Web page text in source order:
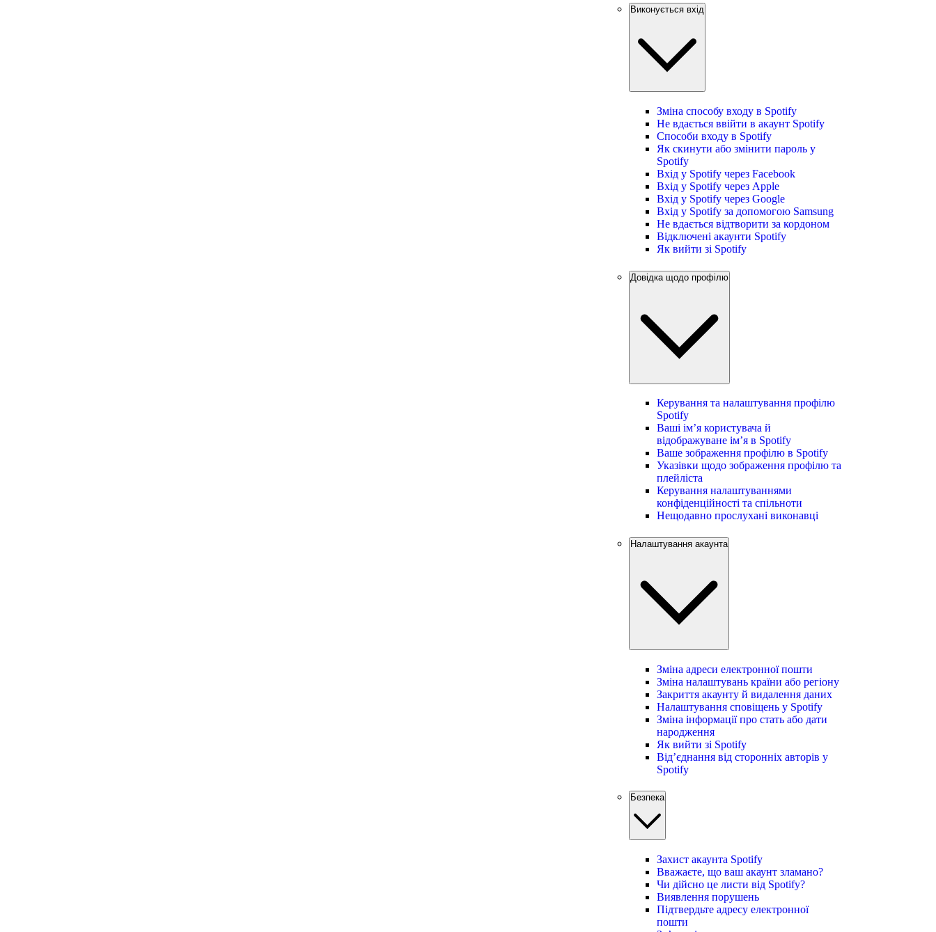
Виконується вхід
Зміна способу входу в Spotify
Не вдається ввійти в акаунт Spotify
Способи входу в Spotify
Як скинути або змінити пароль у
Spotify
Вхід у Spotify через Facebook
Вхід у Spotify через Apple
Вхід у Spotify через Google
Вхід у Spotify за допомогою Samsung
Не вдається відтворити за кордоном
Відключені акаунти Spotify
Як вийти зі Spotify
Довідка щодо профілю
Керування та налаштування профілю
Spotify
Ваші ім’я користувача й
відображуване ім’я в Spotify
Ваше зображення профілю в Spotify
Указівки щодо зображення профілю та
плейліста
Керування налаштуваннями
конфіденційності та спільноти
Нещодавно прослухані виконавці
Налаштування акаунта
Зміна адреси електронної пошти
Зміна налаштувань країни або регіону
Закриття акаунту й видалення даних
Налаштування сповіщень у Spotify
Зміна інформації про стать або дати
народження
Як вийти зі Spotify
Від’єднання від сторонніх авторів у
Spotify
Безпека
Захист акаунта Spotify
Вважаєте, що ваш акаунт зламано?
Чи дійсно це листи від Spotify?
Виявлення порушень
Підтвердьте адресу електронної
пошти